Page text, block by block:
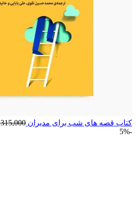
کتاب قصه های شب برای مدیران 315,000
-5%